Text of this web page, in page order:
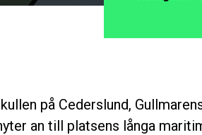
på Cederslund,
an till platsens långa